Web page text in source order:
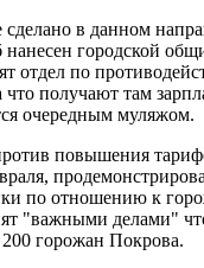
в данном
нанесен городской
отдел по
что получают там
очередным муляжом.
повышения
по отношению к
"важными делами"
горожан Покрова.